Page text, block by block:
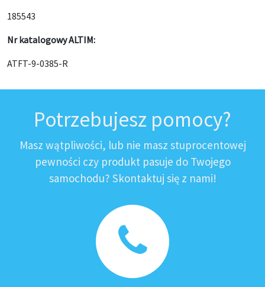
185543
Nr katalogowy ALTIM:
ATFT-9-0385-R
Potrzebujesz pomocy?
Masz wątpliwości, lub nie masz stuprocentowej
pewności czy produkt pasuje do Twojego
samochodu? Skontaktuj się z nami!